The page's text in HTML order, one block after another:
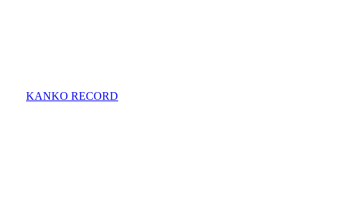
KANKO RECORD